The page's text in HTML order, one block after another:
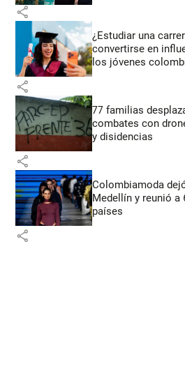
share
¿Estudiar una
convertirse en
los jóvenes
share
77 familias
combates con
y disidencias
share
Colombiamoda
Medellín y reunió
países
share